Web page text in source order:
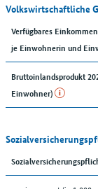
Volkswirtschaftliche
Verfügbares
je Einwohnerin und
Bruttoinlandsprodukt
Einwohner)